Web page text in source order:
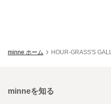
minne ホーム HOUR-GRASS'S
minneを知る